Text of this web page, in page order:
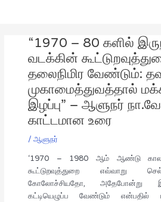
“1970 – 80 களில்
வடக்கின்
தலைநிமிர வேண்டும்:
முகாமைத்துவத்தால்
இழப்பு” – ஆளுநர்
காட்டமான உரை
/ ஆளுநர்
‘1970 – 1980 ஆம் ஆண்டு
கூட்டுறவுத்துறை எவ்வாறு
கோலோச்சியதோ, அதேபோன்று
கட்டியெழுப்ப வேண்டும் என்பதில்
navigation